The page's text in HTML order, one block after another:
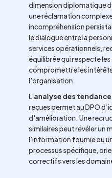
dimension diplomatique
une réclamation
incompréhension
le dialogue entre la
services opérationnels,
équilibrée qui respecte
compromettre les
l'organisation.
L'analyse des
reçues permet au DPO
d'amélioration. Une
similaires peut révéler un
l'information fournie ou
processus spécifique,
correctifs vers les